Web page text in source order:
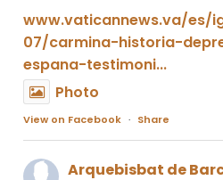
www.vaticannews.va/es/
07/carmina-historia-
espana-testimoni...
Photo
View on Facebook · Share
Arquebisbat de